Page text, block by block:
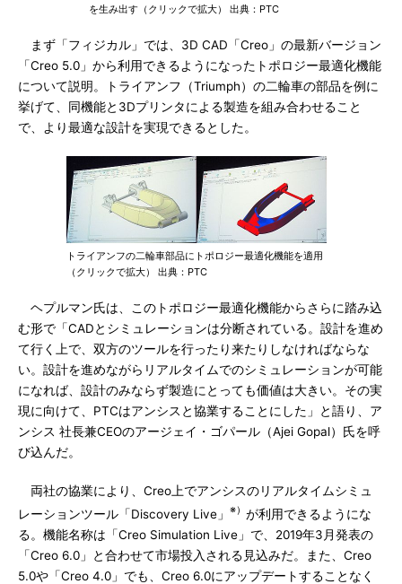
を生み出す（クリックで拡大） 出典：PTC
まず「フィジカル」では、3D CAD「Creo」の最新バージョン
「Creo 5.0」から利用できるようになったトポロジー最適化機能
について説明。トライアンフ（Triumph）の二輪車の部品を例に
挙げて、同機能と3Dプリンタによる製造を組み合わせること
で、より最適な設計を実現できるとした。
トライアンフの二輪車部品にトポロジー最適化機能を適用
（クリックで拡大） 出典：PTC
ヘプルマン氏は、このトポロジー最適化機能からさらに踏み込
む形で「CADとシミュレーションは分断されている。設計を進め
て行く上で、双方のツールを行ったり来たりしなければならな
い。設計を進めながらリアルタイムでのシミュレーションが可能
になれば、設計のみならず製造にとっても価値は大きい。その実
現に向けて、PTCはアンシスと協業することにした」と語り、ア
ンシス 社長兼CEOのアージェイ・ゴパール（Ajei Gopal）氏を呼
び込んだ。
両社の協業により、Creo上でアンシスのリアルタイムシミュ
レーションツール「Discovery Live」 ※） が利用できるようにな
る。機能名称は「Creo Simulation Live」で、2019年3月発表の
「Creo 6.0」と合わせて市場投入される見込みだ。また、Creo
5.0や「Creo 4.0」でも、Creo 6.0にアップデートすることなく